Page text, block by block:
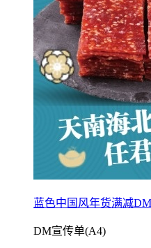
蓝色中国风年货满减
DM宣传单(A4)